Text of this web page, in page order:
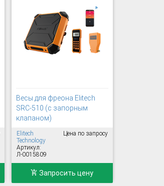
Весы для фреона Elitech
SRC-510 (с запорным
клапаном)
Elitech
Technology
Артикул:
Л-0015809
Цена по запросу
Запросить цену